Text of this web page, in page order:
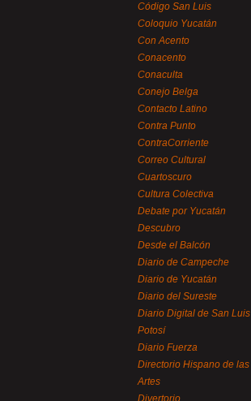
Código San Luis
Coloquio Yucatán
Con Acento
Conacento
Conaculta
Conejo Belga
Contacto Latino
Contra Punto
ContraCorriente
Correo Cultural
Cuartoscuro
Cultura Colectiva
Debate por Yucatán
Descubro
Desde el Balcón
Diario de Campeche
Diario de Yucatán
Diario del Sureste
Diario Digital de San Luis
Potosí
Diario Fuerza
Directorio Hispano de las
Artes
Divertorio